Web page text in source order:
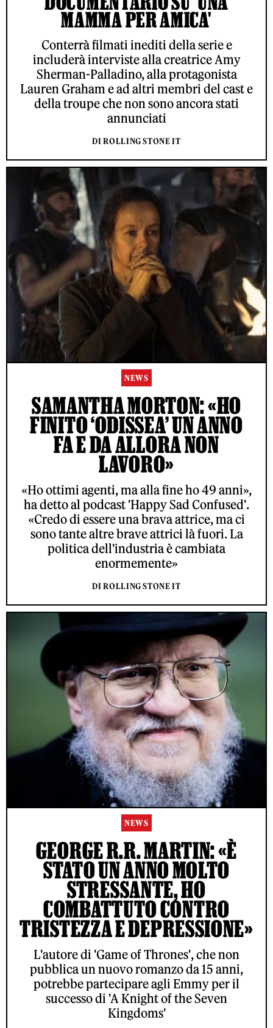
MAMMA PER AMICA'
Conterrà filmati inediti della serie e
includerà interviste alla creatrice Amy
Sherman-Palladino, alla protagonista
Lauren Graham e ad altri membri del cast e
della troupe che non sono ancora stati
annunciati
DI ROLLING STONE IT
NEWS
SAMANTHA MORTON: «HO
FINITO ‘ODISSEA’ UN ANNO
FA E DA ALLORA NON
LAVORO»
«Ho ottimi agenti, ma alla fine ho 49 anni»,
ha detto al podcast 'Happy Sad Confused'.
«Credo di essere una brava attrice, ma ci
sono tante altre brave attrici là fuori. La
politica dell'industria è cambiata
enormemente»
DI ROLLING STONE IT
NEWS
GEORGE R.R. MARTIN: «È
STATO UN ANNO MOLTO
STRESSANTE, HO
COMBATTUTO CONTRO
TRISTEZZA E DEPRESSIONE»
L'autore di 'Game of Thrones', che non
pubblica un nuovo romanzo da 15 anni,
potrebbe partecipare agli Emmy per il
successo di 'A Knight of the Seven
Kingdoms'